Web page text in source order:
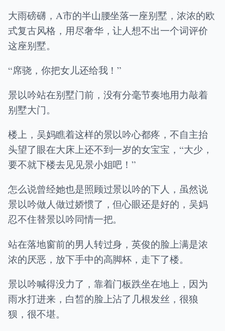
大雨磅礴，A市的半山腰坐落一座别墅，浓浓的欧
式复古风格，用尽奢华，让人想不出一个词评价
这座别墅。
“席骁，你把女儿还给我！”
景以吟站在别墅门前，没有分毫节奏地用力敲着
别墅大门。
楼上，吴妈瞧着这样的景以吟心都疼，不自主抬
头望了眼在大床上还不到一岁的女宝宝，“大少，
要不就下楼去见见景小姐吧！”
怎么说曾经她也是照顾过景以吟的下人，虽然说
景以吟做人做过娇惯了，但心眼还是好的，吴妈
忍不住替景以吟同情一把。
站在落地窗前的男人转过身，英俊的脸上满是浓
浓的厌恶，放下手中的高脚杯，走下了楼。
景以吟喊得没力了，靠着门板跌坐在地上，因为
雨水打进来，白皙的脸上沾了几根发丝，很狼
狈，很不堪。